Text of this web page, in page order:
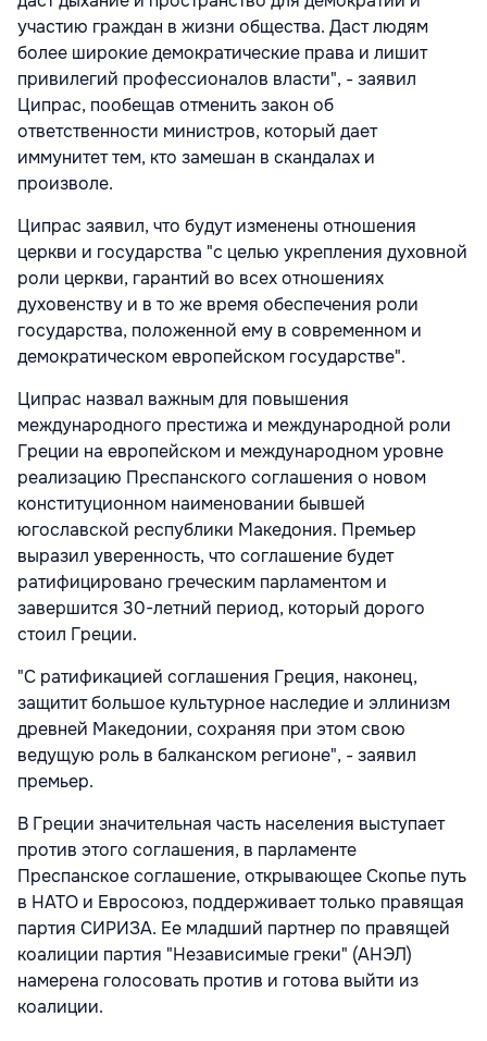
участию граждан в жизни общества. Даст людям
более широкие демократические права и лишит
привилегий профессионалов власти", - заявил
Ципрас, пообещав отменить закон об
ответственности министров, который дает
иммунитет тем, кто замешан в скандалах и
произволе.
Ципрас заявил, что будут изменены отношения
церкви и государства "с целью укрепления духовной
роли церкви, гарантий во всех отношениях
духовенству и в то же время обеспечения роли
государства, положенной ему в современном и
демократическом европейском государстве".
Ципрас назвал важным для повышения
международного престижа и международной роли
Греции на европейском и международном уровне
реализацию Преспанского соглашения о новом
конституционном наименовании бывшей
югославской республики Македония. Премьер
выразил уверенность, что соглашение будет
ратифицировано греческим парламентом и
завершится 30-летний период, который дорого
стоил Греции.
"С ратификацией соглашения Греция, наконец,
защитит большое культурное наследие и эллинизм
древней Македонии, сохраняя при этом свою
ведущую роль в балканском регионе", - заявил
премьер.
В Греции значительная часть населения выступает
против этого соглашения, в парламенте
Преспанское соглашение, открывающее Скопье путь
в НАТО и Евросоюз, поддерживает только правящая
партия СИРИЗА. Ее младший партнер по правящей
коалиции партия "Независимые греки" (АНЭЛ)
намерена голосовать против и готова выйти из
коалиции.